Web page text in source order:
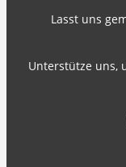
Lasst uns
Unterstütze uns,